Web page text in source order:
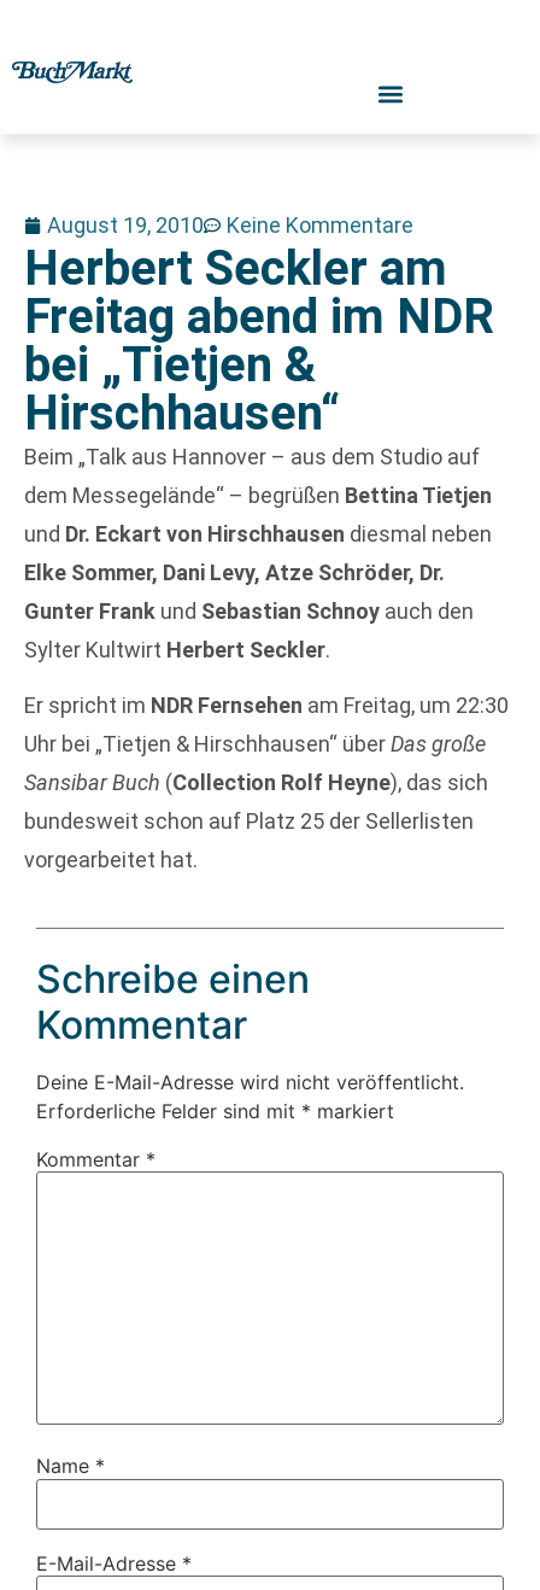
August 19, 2010 Keine Kommentare
Herbert Seckler am
Freitag abend im NDR
bei „Tietjen &
Hirschhausen“
Beim „Talk aus Hannover – aus dem Studio auf
dem Messegelände“ – begrüßen Bettina Tietjen
und Dr. Eckart von Hirschhausen diesmal neben
Elke Sommer, Dani Levy, Atze Schröder, Dr.
Gunter Frank und Sebastian Schnoy auch den
Sylter Kultwirt Herbert Seckler.
Er spricht im NDR Fernsehen am Freitag, um 22:30
Uhr bei „Tietjen & Hirschhausen“ überDas große
Sansibar Buch (Collection Rolf Heyne), das sich
bundesweit schon auf Platz 25 der Sellerlisten
vorgearbeitet hat.
Schreibe einen
Kommentar
Deine E-Mail-Adresse wird nicht veröffentlicht.
Erforderliche Felder sind mit * markiert
Kommentar *
Name *
E-Mail-Adresse *